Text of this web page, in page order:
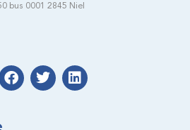
bus 0001 2845 Niel